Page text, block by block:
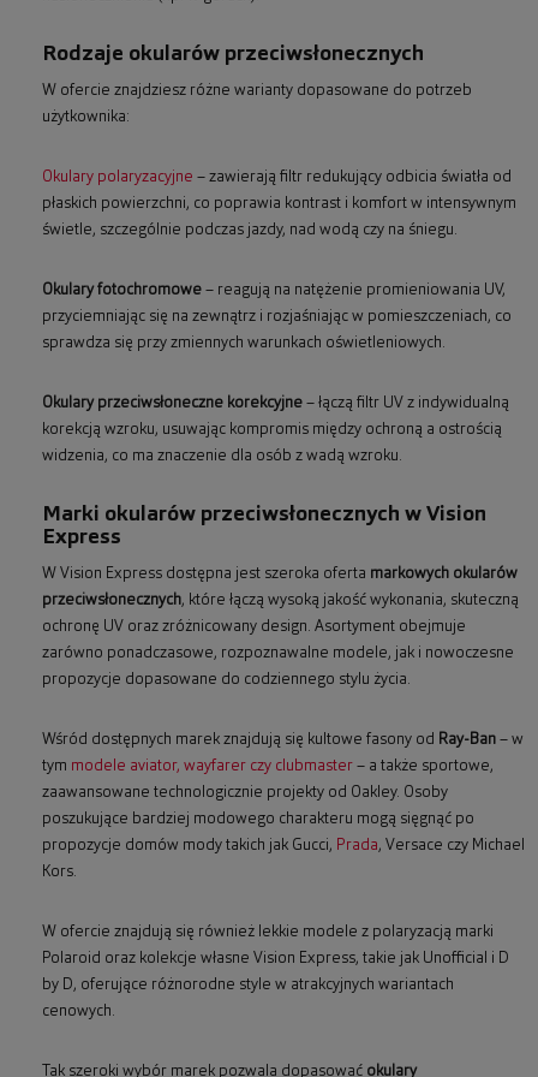
Rodzaje okularów przeciwsłonecznych
W ofercie znajdziesz różne warianty dopasowane do potrzeb
użytkownika:
Okulary polaryzacyjne – zawierają filtr redukujący odbicia światła od
płaskich powierzchni, co poprawia kontrast i komfort w intensywnym
świetle, szczególnie podczas jazdy, nad wodą czy na śniegu.
Okulary fotochromowe – reagują na natężenie promieniowania UV,
przyciemniając się na zewnątrz i rozjaśniając w pomieszczeniach, co
sprawdza się przy zmiennych warunkach oświetleniowych.
Okulary przeciwsłoneczne korekcyjne – łączą filtr UV z indywidualną
korekcją wzroku, usuwając kompromis między ochroną a ostrością
widzenia, co ma znaczenie dla osób z wadą wzroku.
Marki okularów przeciwsłonecznych w Vision
Express
W Vision Express dostępna jest szeroka oferta markowych okularów
przeciwsłonecznych, które łączą wysoką jakość wykonania, skuteczną
ochronę UV oraz zróżnicowany design. Asortyment obejmuje
zarówno ponadczasowe, rozpoznawalne modele, jak i nowoczesne
propozycje dopasowane do codziennego stylu życia.
Wśród dostępnych marek znajdują się kultowe fasony od Ray-Ban – w
tym modele aviator, wayfarer czy clubmaster – a także sportowe,
zaawansowane technologicznie projekty od Oakley. Osoby
poszukujące bardziej modowego charakteru mogą sięgnąć po
propozycje domów mody takich jak Gucci, Prada, Versace czy Michael
Kors.
W ofercie znajdują się również lekkie modele z polaryzacją marki
Polaroid oraz kolekcje własne Vision Express, takie jak Unofficial i D
by D, oferujące różnorodne style w atrakcyjnych wariantach
cenowych.
Tak szeroki wybór marek pozwala dopasować okulary